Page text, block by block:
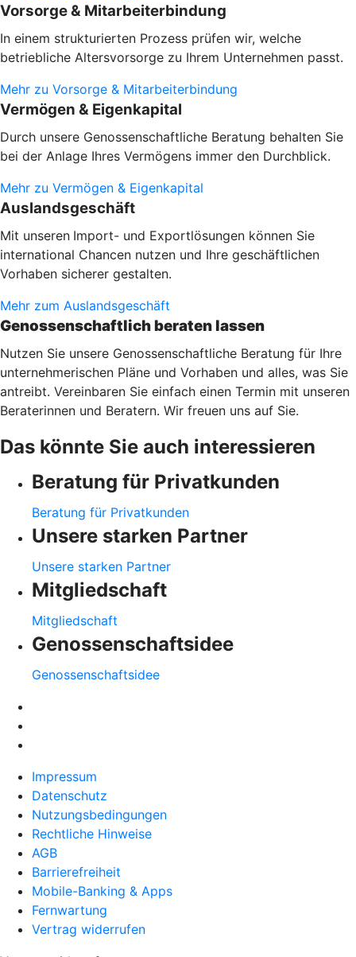
Vorsorge & Mitarbeiterbindung
In einem strukturierten Prozess prüfen wir, welche
betriebliche Altersvorsorge zu Ihrem Unternehmen passt.
Mehr zu Vorsorge & Mitarbeiterbindung
Vermögen & Eigenkapital
Durch unsere Genossenschaftliche Beratung behalten Sie
bei der Anlage Ihres Vermögens immer den Durchblick.
Mehr zu Vermögen & Eigenkapital
Auslandsgeschäft
Mit unseren Import- und Exportlösungen können Sie
international Chancen nutzen und Ihre geschäftlichen
Vorhaben sicherer gestalten.
Mehr zum Auslandsgeschäft
Genossenschaftlich beraten lassen
Nutzen Sie unsere Genossenschaftliche Beratung für Ihre
unternehmerischen Pläne und Vorhaben und alles, was Sie
antreibt. Vereinbaren Sie einfach einen Termin mit unseren
Beraterinnen und Beratern. Wir freuen uns auf Sie.
Das könnte Sie auch interessieren
Beratung für Privatkunden
Beratung für Privatkunden
Unsere starken Partner
Unsere starken Partner
Mitgliedschaft
Mitgliedschaft
Genossenschaftsidee
Genossenschaftsidee
Impressum
Datenschutz
Nutzungsbedingungen
Rechtliche Hinweise
AGB
Barrierefreiheit
Mobile-Banking & Apps
Fernwartung
Vertrag widerrufen